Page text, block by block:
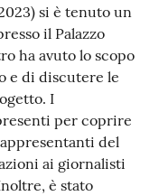
si è tenuto un
il Palazzo
ha avuto lo scopo
e di discutere le
I
per coprire
del
ai giornalisti
è stato